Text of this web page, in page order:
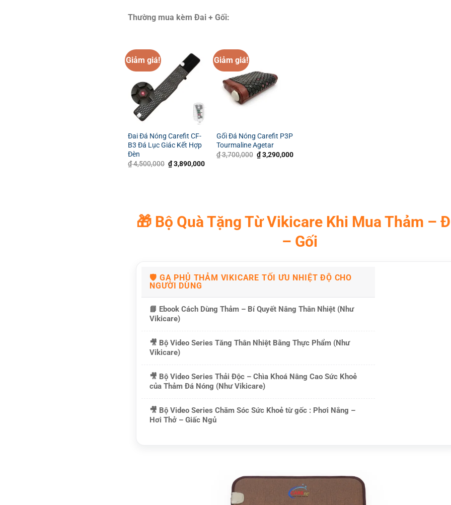
Thường mua kèm Đai + Gối:
Giảm giá!
Đai Đá Nóng Carefit CF-
B3 Đá Lục Giác Kết Hợp
Đèn
₫4,500,000 Giá
gốc
₫3,890,000Giá
Giảm giá!
Gối Đá Nóng Carefit P3P
Tourmaline Agetar
₫3,700,000 Giá
gốc
₫3,290,000Giá
🎁 Bộ Quà Tặng Từ Vikicare Khi Mua Thảm –
– Gối
🛡️ GA PHỦ THẢM VIKICARE TỐI ƯU NHIỆT ĐỘ CHO
NGƯỜI DÙNG
📘 Ebook Cách Dùng Thảm – Bí Quyết Nâng Thân Nhiệt (Như
Vikicare)
🎥 Bộ Video Series Tăng Thân Nhiệt Bằng Thực Phẩm (Như
Vikicare)
🎥 Bộ Video Series Thải Độc – Chìa Khoá Nâng Cao Sức Khoẻ
của Thảm Đá Nóng (Như Vikicare)
🎥 Bộ Video Series Chăm Sóc Sức Khoẻ từ gốc : Phơi Nắng –
Hơi Thở – Giấc Ngủ